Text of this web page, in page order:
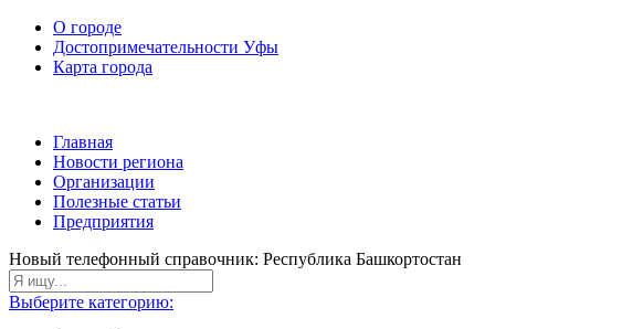
О городе
Достопримечательности Уфы
Карта города
Главная
Новости региона
Организации
Полезные статьи
Предприятия
Новый телефонный справочник: Республика Башкортостан
Выберите категорию: